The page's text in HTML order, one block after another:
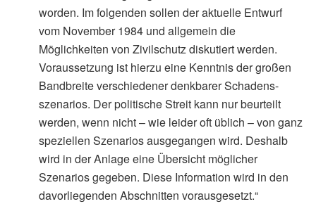
worden. Im folgenden sollen der aktuelle Entwurf
vom November 1984 und allgemein die
Möglichkeiten von Zivilschutz diskutiert werden.
Voraussetzung ist hierzu eine Kenntnis der großen
Bandbreite verschiedener denkbarer Schadens-
szenarios. Der politische Streit kann nur beurteilt
werden, wenn nicht – wie leider oft üblich – von ganz
speziellen Szenarios ausgegangen wird. Deshalb
wird in der Anlage eine Übersicht möglicher
Szenarios gegeben. Diese Information wird in den
davorliegenden Abschnitten vorausgesetzt.“